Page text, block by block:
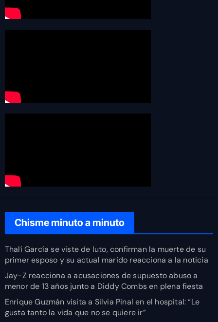
Chisme minuto a minuto
Thalí García se viste de luto, confirman la muerte de su
primer esposo y su actual marido reacciona a la noticia
Jay-Z reacciona a acusaciones de supuesto abuso a
menor de 13 años junto a Diddy Combs en plena fiesta
Enrique Guzmán visita a Silvia Pinal en el hospital: “Le
gusta tanto la vida que no se quiere ir”